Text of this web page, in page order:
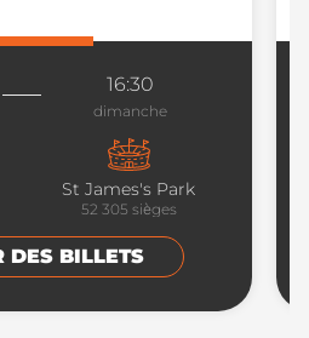
16:30
dimanche
St James's Park
52 305 sièges
DES BILLETS